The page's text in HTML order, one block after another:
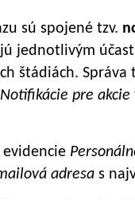
sú spojené tzv.
jednotlivým
štádiách.
Notifikácie pre akcie
evidencie
adresa s